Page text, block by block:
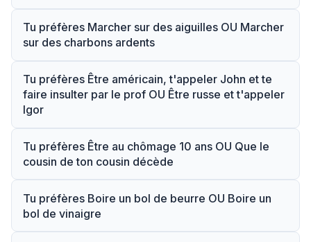
Tu préfères Marcher sur des aiguilles OU Marcher
sur des charbons ardents
Tu préfères Être américain, t'appeler John et te
faire insulter par le prof OU Être russe et t'appeler
Igor
Tu préfères Être au chômage 10 ans OU Que le
cousin de ton cousin décède
Tu préfères Boire un bol de beurre OU Boire un
bol de vinaigre